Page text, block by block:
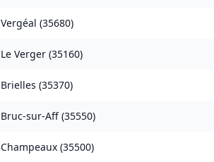
Vergéal (35680)
Le Verger (35160)
Brielles (35370)
Bruc-sur-Aff (35550)
Champeaux (35500)